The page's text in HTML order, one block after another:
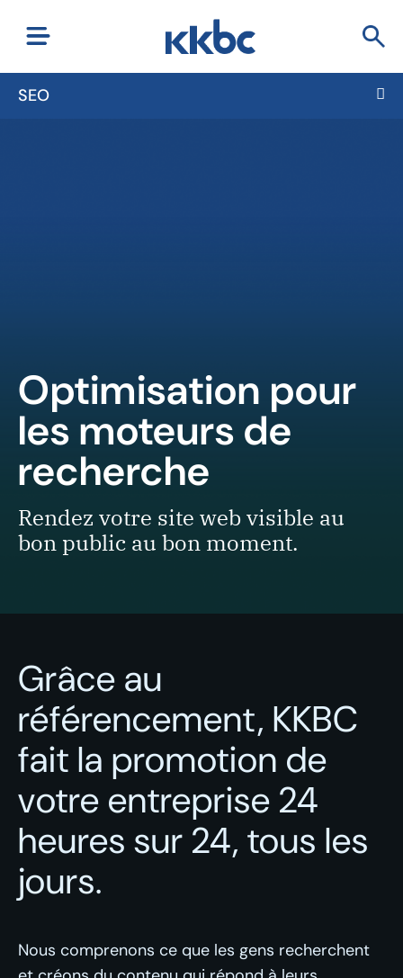
SEO
Optimisation pour
les moteurs de
recherche
Rendez votre site web visible au
bon public au bon moment.
Grâce au
référencement, KKBC
fait la promotion de
votre entreprise 24
heures sur 24, tous les
jours.
Nous comprenons ce que les gens recherchent